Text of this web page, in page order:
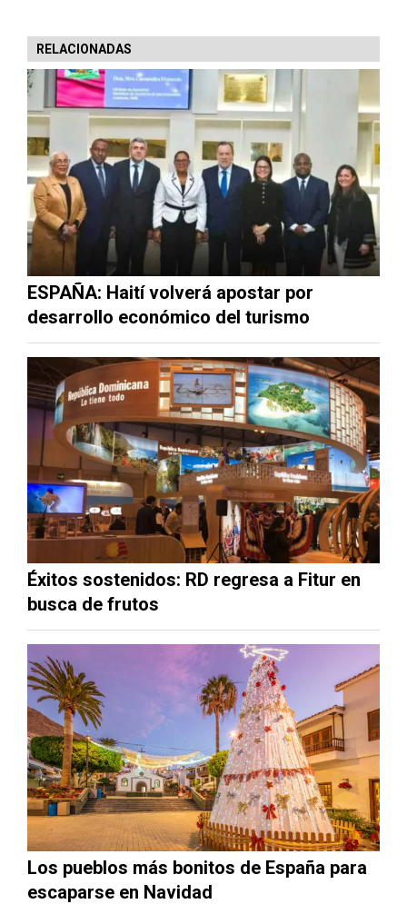
RELACIONADAS
ESPAÑA: Haití volverá apostar por
desarrollo económico del turismo
Éxitos sostenidos: RD regresa a Fitur en
busca de frutos
Los pueblos más bonitos de España para
escaparse en Navidad